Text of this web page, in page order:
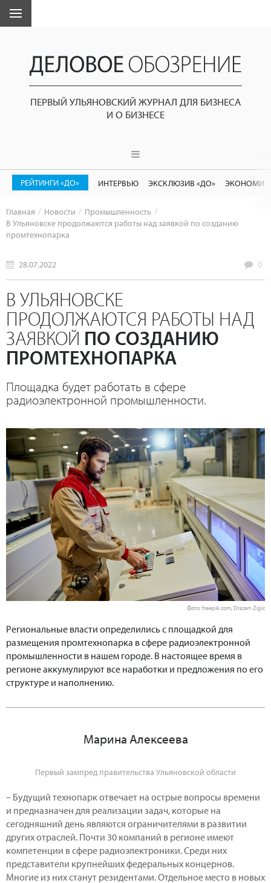
ПЕРВЫЙ УЛЬЯНОВСКИЙ ЖУРНАЛ ДЛЯ БИЗНЕСА
И О БИЗНЕСЕ
РЕЙТИНГИ «ДО» ИНТЕРВЬЮ ЭКСКЛЮЗИВ «ДО»
Главная Новости
Промышленность
В Ульяновске продолжаются работы над заявкой по созданию
промтехнопарка
28.07.2022 0
В УЛЬЯНОВСКЕ
ПРОДОЛЖАЮТСЯ РАБОТЫ НАД
ЗАЯВКОЙ ПО СОЗДАНИЮ
ПРОМТЕХНОПАРКА
Площадка будет работать в сфере
радиоэлектронной промышленности.
Фото: freepik.com, Drazen Zigic
Региональные власти определились с площадкой для
размещения промтехнопарка в сфере радиоэлектронной
промышленности в нашем городе. В настоящее время в
регионе аккумулируют все наработки и предложения по его
структуре и наполнению.
Марина Алексеева
Первый зампред правительства Ульяновской области
– Будущий технопарк отвечает на острые вопросы времени
и предназначен для реализации задач, которые на
сегодняшний день являются ограничителями в развитии
других отраслей. Почти 30 компаний в регионе имеют
компетенции в сфере радиоэлектроники. Среди них
представители крупнейших федеральных концернов.
Многие из них станут резидентами. Отдельное место в новых